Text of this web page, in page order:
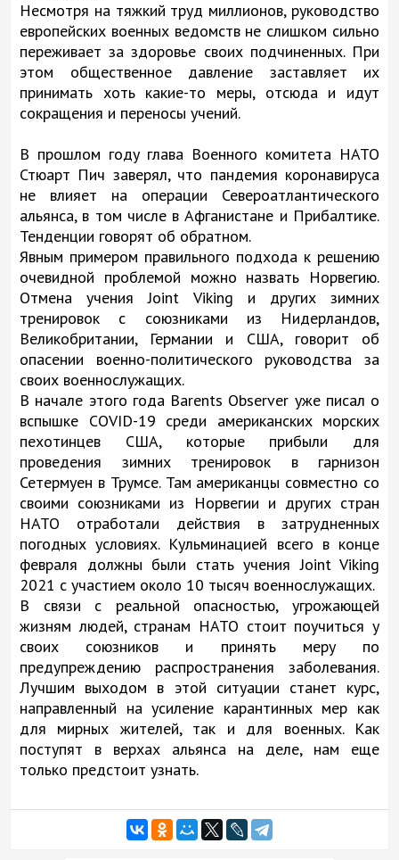
Несмотря на тяжкий труд миллионов, руководство
европейских военных ведомств не слишком сильно
переживает за здоровье своих подчиненных. При
этом общественное давление заставляет их
принимать хоть какие-то меры, отсюда и идут
сокращения и переносы учений.
В прошлом году глава Военного комитета НАТО
Стюарт Пич заверял, что пандемия коронавируса
не влияет на операции Североатлантического
альянса, в том числе в Афганистане и Прибалтике.
Тенденции говорят об обратном.
Явным примером правильного подхода к решению
очевидной проблемой можно назвать Норвегию.
Отмена учения Joint Viking и других зимних
тренировок с союзниками из Нидерландов,
Великобритании, Германии и США, говорит об
опасении военно-политического руководства за
своих военнослужащих.
В начале этого года Barents Observer уже писал о
вспышке COVID-19 среди американских морских
пехотинцев США, которые прибыли для
проведения зимних тренировок в гарнизон
Сетермуен в Трумсе. Там американцы совместно со
своими союзниками из Норвегии и других стран
НАТО отработали действия в затрудненных
погодных условиях. Кульминацией всего в конце
февраля должны были стать учения Joint Viking
2021 с участием около 10 тысяч военнослужащих.
В связи с реальной опасностью, угрожающей
жизням людей, странам НАТО стоит поучиться у
своих союзников и принять меру по
предупреждению распространения заболевания.
Лучшим выходом в этой ситуации станет курс,
направленный на усиление карантинных мер как
для мирных жителей, так и для военных. Как
поступят в верхах альянса на деле, нам еще
только предстоит узнать.